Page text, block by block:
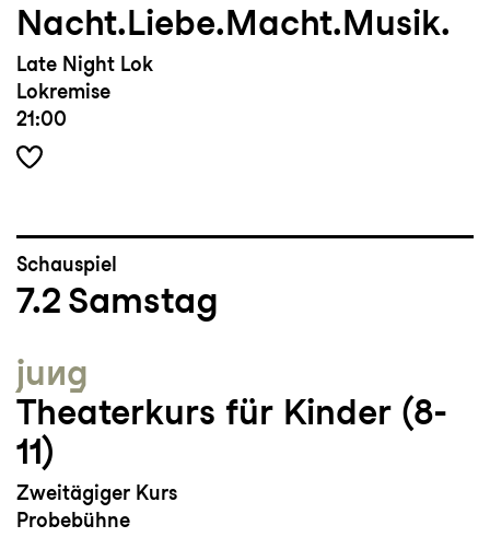
Nacht.Liebe.Macht.Musik.
Late Night Lok
Lokremise
21:00
Schauspiel
7.2 Samstag
jung
Theaterkurs für Kinder (8-
11)
Zweitägiger Kurs
Probebühne